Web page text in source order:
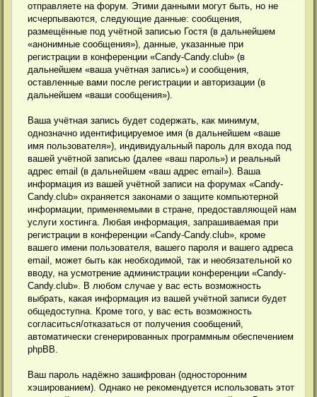
отправляете на форум. Этими данными могут быть, но не
исчерпываются, следующие данные: сообщения,
размещённые под учётной записью Гостя (в дальнейшем
«анонимные сообщения»), данные, указанные при
регистрации в конференции «Candy-Candy.club» (в
дальнейшем «ваша учётная запись») и сообщения,
оставленные вами после регистрации и авторизации (в
дальнейшем «ваши сообщения»).
Ваша учётная запись будет содержать, как минимум,
однозначно идентифицируемое имя (в дальнейшем «ваше
имя пользователя»), индивидуальный пароль для входа под
вашей учётной записью (далее «ваш пароль») и реальный
адрес email (в дальнейшем «ваш адрес email»). Ваша
информация из вашей учётной записи на форумах «Candy-
Candy.club» охраняется законами о защите компьютерной
информации, применяемыми в стране, предоставляющей нам
услуги хостинга. Любая информация, запрашиваемая при
регистрации в конференции «Candy-Candy.club», кроме
вашего имени пользователя, вашего пароля и вашего адреса
email, может быть как необходимой, так и необязательной ко
вводу, на усмотрение администрации конференции «Candy-
Candy.club». В любом случае у вас есть возможность
выбрать, какая информация из вашей учётной записи будет
общедоступна. Кроме того, у вас есть возможность
согласиться/отказаться от получения сообщений,
автоматически сгенерированных программным обеспечением
phpBB.
Ваш пароль надёжно зашифрован (односторонним
хэшированием). Однако не рекомендуется использовать этот